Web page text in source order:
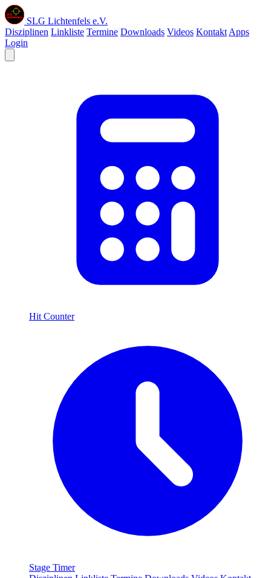
SLG Lichtenfels e.V.
Disziplinen Linkliste Termine Downloads Videos Kontakt Apps
Login
Hit Counter
Stage Timer